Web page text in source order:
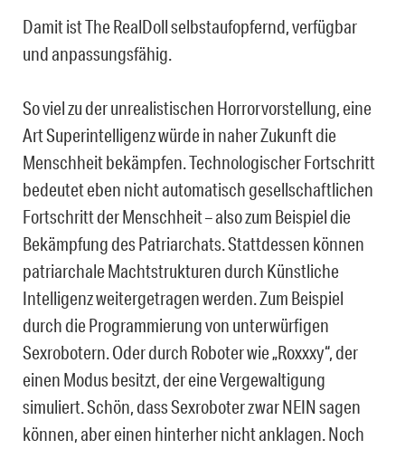
Damit ist The RealDoll selbstaufopfernd, verfügbar
und anpassungsfähig.
So viel zu der unrealistischen Horrorvorstellung, eine
Art Superintelligenz würde in naher Zukunft die
Menschheit bekämpfen. Technologischer Fortschritt
bedeutet eben nicht automatisch gesellschaftlichen
Fortschritt der Menschheit – also zum Beispiel die
Bekämpfung des Patriarchats. Stattdessen können
patriarchale Machtstrukturen durch Künstliche
Intelligenz weitergetragen werden. Zum Beispiel
durch die Programmierung von unterwürfigen
Sexrobotern. Oder durch Roboter wie „Roxxxy“, der
einen Modus besitzt, der eine Vergewaltigung
simuliert. Schön, dass Sexroboter zwar NEIN sagen
können, aber einen hinterher nicht anklagen. Noch